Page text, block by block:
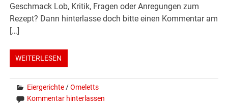
Geschmack Lob, Kritik, Fragen oder Anregungen zum
Rezept? Dann hinterlasse doch bitte einen Kommentar am
[…]
WEITERLESEN
Eiergerichte/Omeletts
Kommentar hinterlassen